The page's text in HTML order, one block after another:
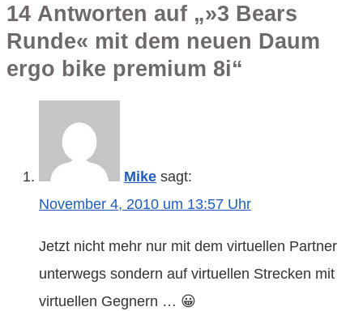
14 Antworten auf „»3 Bears
Runde« mit dem neuen Daum
ergo bike premium 8i“
Mike sagt:
November 4, 2010 um 13:57 Uhr
Jetzt nicht mehr nur mit dem virtuellen Partner
unterwegs sondern auf virtuellen Strecken mit
virtuellen Gegnern … 😀